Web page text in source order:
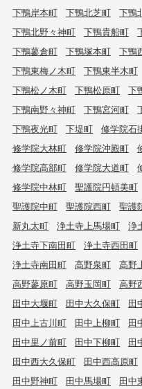
下鴨岸本町
下鴨北芝町 下鴨
下鴨北野々神町
下鴨貴船町
下鴨蓼倉町
下鴨塚本町 下鴨
下鴨東梅ノ木町
下鴨東半木町
下鴨松ノ木町
下鴨松原町 下
下鴨南野々神町
下鴨宮河町
下鴨夜光町
下堤町 修学院石
修学院大林町
修学院沖殿町
修学院高部町
修学院大道町
修学院中林町
聖護院円頓美町
聖護院中町
聖護院西町 聖護
新丸太町
浄土寺上馬場町 浄
浄土寺下南田町
浄土寺西田町
浄土寺南田町
高野泉町 高野
高野蓼原町
高野玉岡町 高野
田中大堰町
田中大久保町 田
田中上古川町
田中上柳町 田
田中里ノ前町
田中下柳町 田
田中西大久保町
田中西高原町
田中野神町
田中馬場町 田中